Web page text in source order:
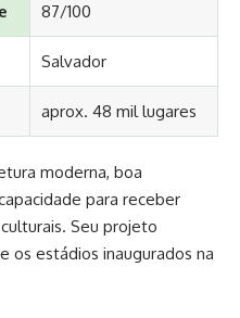
87/100
Salvador
aprox. 48 mil lugares
moderna, boa
para receber
Seu projeto
os estádios inaugurados na